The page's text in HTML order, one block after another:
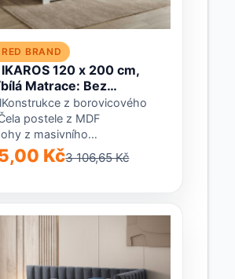
BRAND
120 x 200 cm,
Matrace: Bez
Rošt: Bez roštu
z borovicového
postele z MDF
z masivního
dřevaBarvaBeton /
délka: 206
Kč3 106,65 Kč